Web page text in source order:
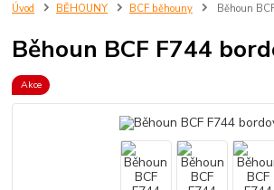
Úvod BĚHOUNY BCF běhouny Běhoun
Běhoun BCF F744
Akce